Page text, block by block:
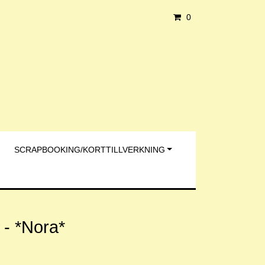
0
SCRAPBOOKING/KORTTILLVERKNING
*Nora*